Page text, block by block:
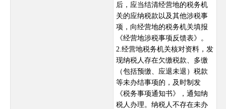
后，应当结清经营地的税务机
关的应纳税款以及其他涉税事
项，向经营地的税务机关填报
《经营地涉税事项反馈表》。
2.经营地税务机关核对资料，发
现纳税人存在欠缴税款、多缴
（包括预缴、应退未退）税款
等未办结事项的，及时制发
《税务事项通知书》，通知纳
税人办理。纳税人不存在未办